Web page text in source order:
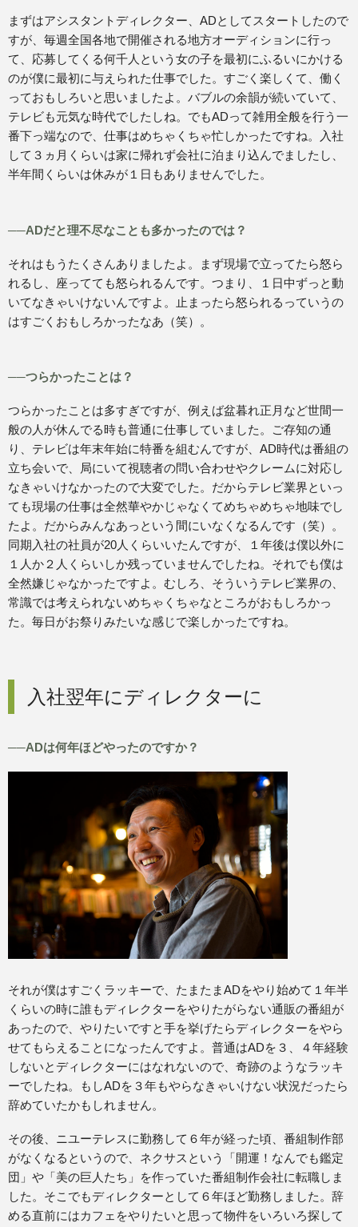
まずはアシスタントディレクター、ADとしてスタートしたので
すが、毎週全国各地で開催される地方オーディションに行っ
て、応募してくる何千人という女の子を最初にふるいにかける
のが僕に最初に与えられた仕事でした。すごく楽しくて、働く
っておもしろいと思いましたよ。バブルの余韻が続いていて、
テレビも元気な時代でしたしね。でもADって雑用全般を行う一
番下っ端なので、仕事はめちゃくちゃ忙しかったですね。入社
して３ヵ月くらいは家に帰れず会社に泊まり込んでましたし、
半年間くらいは休みが１日もありませんでした。
──ADだと理不尽なことも多かったのでは？
それはもうたくさんありましたよ。まず現場で立ってたら怒ら
れるし、座ってても怒られるんです。つまり、１日中ずっと動
いてなきゃいけないんですよ。止まったら怒られるっていうの
はすごくおもしろかったなあ（笑）。
──つらかったことは？
つらかったことは多すぎですが、例えば盆暮れ正月など世間一
般の人が休んでる時も普通に仕事していました。ご存知の通
り、テレビは年末年始に特番を組むんですが、AD時代は番組の
立ち会いで、局にいて視聴者の問い合わせやクレームに対応し
なきゃいけなかったので大変でした。だからテレビ業界といっ
ても現場の仕事は全然華やかじゃなくてめちゃめちゃ地味でし
たよ。だからみんなあっという間にいなくなるんです（笑）。
同期入社の社員が20人くらいいたんですが、１年後は僕以外に
１人か２人くらいしか残っていませんでしたね。それでも僕は
全然嫌じゃなかったですよ。むしろ、そういうテレビ業界の、
常識では考えられないめちゃくちゃなところがおもしろかっ
た。毎日がお祭りみたいな感じで楽しかったですね。
入社翌年にディレクターに
──ADは何年ほどやったのですか？
それが僕はすごくラッキーで、たまたまADをやり始めて１年半
くらいの時に誰もディレクターをやりたがらない通販の番組が
あったので、やりたいですと手を挙げたらディレクターをやら
せてもらえることになったんですよ。普通はADを３、４年経験
しないとディレクターにはなれないので、奇跡のようなラッキ
ーでしたね。もしADを３年もやらなきゃいけない状況だったら
辞めていたかもしれません。
その後、ニユーテレスに勤務して６年が経った頃、番組制作部
がなくなるというので、ネクサスという「開運！なんでも鑑定
団」や「美の巨人たち」を作っていた番組制作会社に転職しま
した。そこでもディレクターとして６年ほど勤務しました。辞
める直前にはカフェをやりたいと思って物件をいろいろ探して